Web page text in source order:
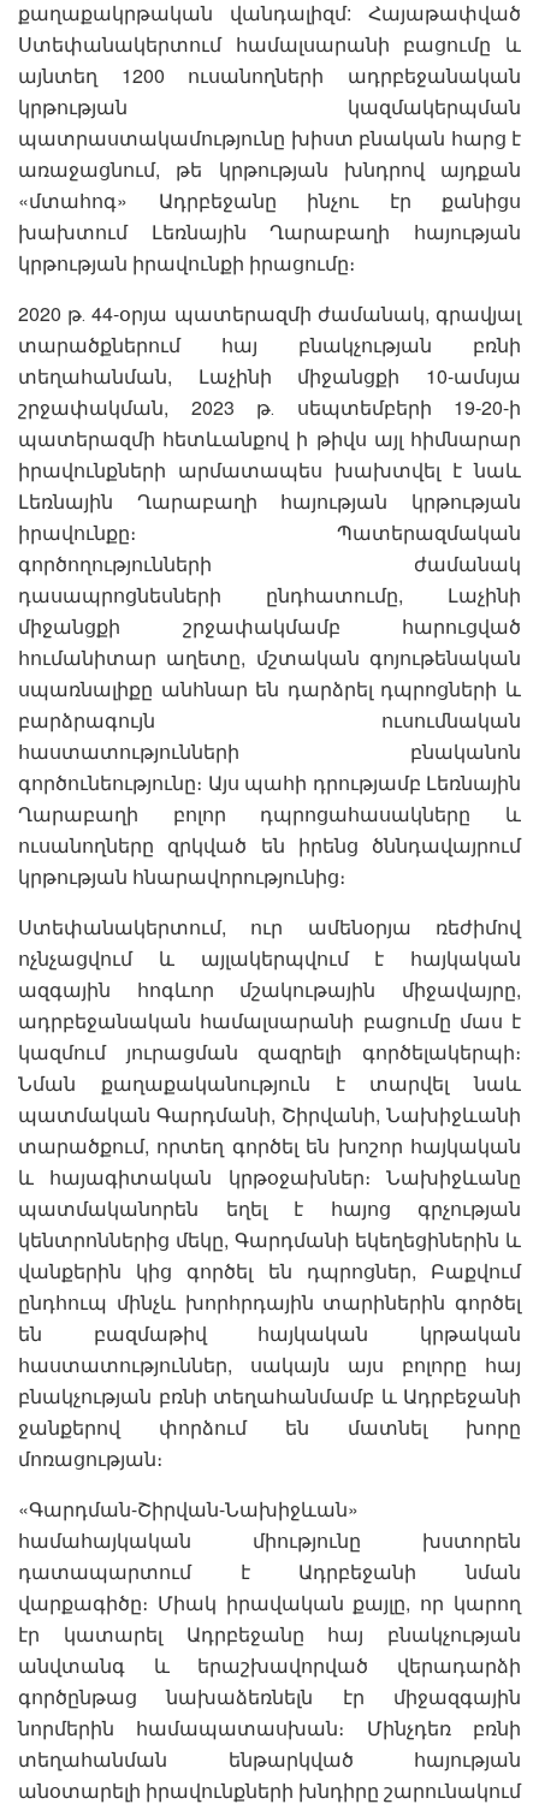
քաղաքակրթական վանդալիզմ: Հայաթափված
Ստեփանակերտում համալսարանի բացումը և
այնտեղ 1200 ուսանողների ադրբեջանական
կրթության կազմակերպման
պատրաստակամությունը խիստ բնական հարց է
առաջացնում, թե կրթության խնդրով այդքան
«մտահոգ» Ադրբեջանը ինչու էր քանիցս
խախտում Լեռնային Ղարաբաղի հայության
կրթության իրավունքի իրացումը։
2020 թ․ 44-օրյա պատերազմի ժամանակ, գրավյալ
տարածքներում հայ բնակչության բռնի
տեղահանման, Լաչինի միջանցքի 10-ամսյա
շրջափակման, 2023 թ․ սեպտեմբերի 19-20-ի
պատերազմի հետևանքով ի թիվս այլ հիմնարար
իրավունքների արմատապես խախտվել է նաև
Լեռնային Ղարաբաղի հայության կրթության
իրավունքը։ Պատերազմական
գործողությունների ժամանակ
դասապրոցնեսների ընդհատումը, Լաչինի
միջանցքի շրջափակմամբ հարուցված
հումանիտար աղետը, մշտական գոյութենական
սպառնալիքը անհնար են դարձրել դպրոցների և
բարձրագույն ուսումնական
հաստատությունների բնականոն
գործունեությունը։ Այս պահի դրությամբ Լեռնային
Ղարաբաղի բոլոր դպրոցահասակները և
ուսանողները զրկված են իրենց ծննդավայրում
կրթության հնարավորությունից։
Ստեփանակերտում, ուր ամենօրյա ռեժիմով
ոչնչացվում և այլակերպվում է հայկական
ազգային հոգևոր մշակութային միջավայրը,
ադրբեջանական համալսարանի բացումը մաս է
կազմում յուրացման զազրելի գործելակերպի։
Նման քաղաքականություն է տարվել նաև
պատմական Գարդմանի, Շիրվանի, Նախիջևանի
տարածքում, որտեղ գործել են խոշոր հայկական
և հայագիտական կրթօջախներ։ Նախիջևանը
պատմականորեն եղել է հայոց գրչության
կենտրոններից մեկը, Գարդմանի եկեղեցիներին և
վանքերին կից գործել են դպրոցներ, Բաքվում
ընդհուպ մինչև խորհրդային տարիներին գործել
են բազմաթիվ հայկական կրթական
հաստատություններ, սակայն այս բոլորը հայ
բնակչության բռնի տեղահանմամբ և Ադրբեջանի
ջանքերով փորձում են մատնել խորը
մոռացության։
«Գարդման-Շիրվան-Նախիջևան»
համահայկական միությունը խստորեն
դատապարտում է Ադրբեջանի նման
վարքագիծը։ Միակ իրավական քայլը, որ կարող
էր կատարել Ադրբեջանը հայ բնակչության
անվտանգ և երաշխավորված վերադարձի
գործընթաց նախաձեռնելն էր միջազգային
նորմերին համապատասխան։ Մինչդեռ բռնի
տեղահանման ենթարկված հայության
անօտարելի իրավունքների խնդիրը շարունակում